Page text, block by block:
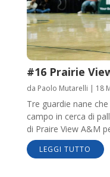
#16 Prairie
da Paolo Mutarelli | 18
Tre guardie nane
campo in cerca di
di Praire View A&M
LEGGI TUTTO